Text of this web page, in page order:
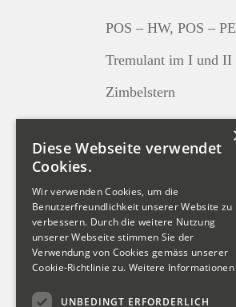
POS – HW, POS –
Tremulant im I und
Zimbelstern
Insgesamt 814
Diese Webseite verwendet
Cookies.
Wir verwenden Cookies, um die
Benutzerfreundlichkeit unserer Website zu
verbessern. Durch die weitere Nutzung
unserer Webseite stimmen Sie der
Verwendung von Cookies gemäss unserer
Cookie-Richtlinie zu. Weitere Informationen
UNBEDINGT ERFORDERLICH